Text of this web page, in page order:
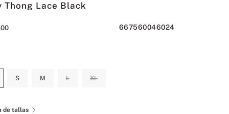
Thong Lace Black
00 667560046024
S M L XL
de tallas